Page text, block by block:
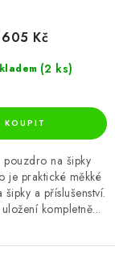
(2 ks)
605 Kč
pouzdro na šipky
je praktické měkké
a příslušenství.
kompletně...